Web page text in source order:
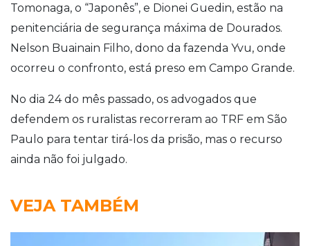
Tomonaga, o “Japonês”, e Dionei Guedin, estão na
penitenciária de segurança máxima de Dourados.
Nelson Buainain Filho, dono da fazenda Yvu, onde
ocorreu o confronto, está preso em Campo Grande.
No dia 24 do mês passado, os advogados que
defendem os ruralistas recorreram ao TRF em São
Paulo para tentar tirá-los da prisão, mas o recurso
ainda não foi julgado.
VEJA TAMBÉM